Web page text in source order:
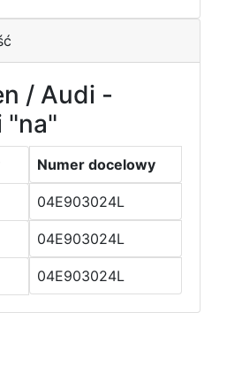
/ Audi -
"na"
Numer docelowy
04E903024L
04E903024L
04E903024L